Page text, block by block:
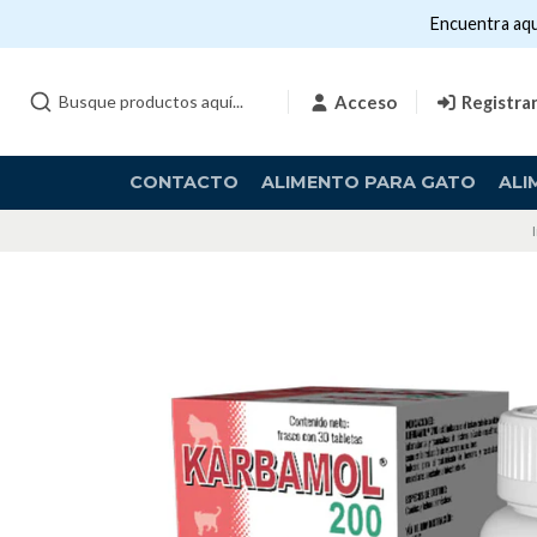
Acceso
CONTACTO ALIMENTO PARA GATO
Encuentra